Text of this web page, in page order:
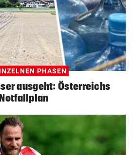
PHASEN
ausgeht: Österreichs
Notfallplan